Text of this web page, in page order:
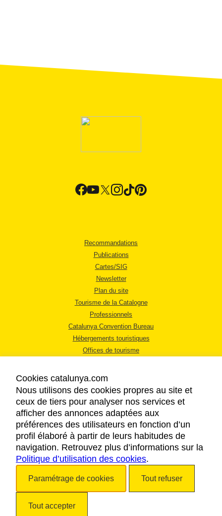
Recommandations
Publications
Cartes/SIG
Newsletter
Plan du site
Tourisme de la Catalogne
Professionnels
Catalunya Convention Bureau
Hébergements touristiques
Offices de tourisme
MENTIONS LÉGALES
RÈGLES DE CONFIDENTIALITÉ
COOKIES
ACCESSIBILITÉ
Cookies catalunya.com
Nous utilisons des cookies propres au site et
ceux de tiers pour analyser nos services et
afficher des annonces adaptées aux
préférences des utilisateurs en fonction d’un
profil élaboré à partir de leurs habitudes de
navigation. Retrouvez plus d’informations sur la
Politique d’utilisation des cookies.
Paramétrage de cookies Tout refuser
Tout accepter